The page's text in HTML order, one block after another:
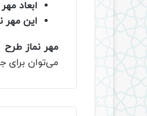
ابعاد مهر حدوداً 4×4 سانتی‌متر و
این مهر
مهر نماز طرح
می‌توان برای